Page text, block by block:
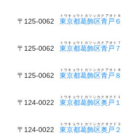
〒125-0062 東京都葛飾区青戸６
トウキョウトカツシカクアオト６
〒125-0062 東京都葛飾区青戸７
トウキョウトカツシカクアオト７
〒125-0062 東京都葛飾区青戸８
トウキョウトカツシカクアオト８
〒124-0022 東京都葛飾区奥戸１
トウキョウトカツシカクオクド１
〒124-0022 東京都葛飾区奥戸２
トウキョウトカツシカクオクド２